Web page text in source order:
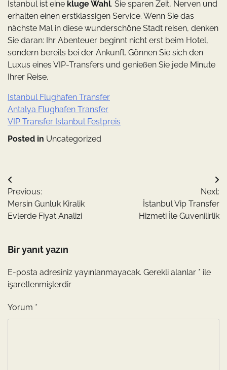
Istanbul ist eine kluge Wahl. Sie sparen Zeit, Nerven und
erhalten einen erstklassigen Service. Wenn Sie das
nächste Mal in diese wunderschöne Stadt reisen, denken
Sie daran: Ihr Abenteuer beginnt nicht erst beim Hotel,
sondern bereits bei der Ankunft. Gönnen Sie sich den
Luxus eines VIP-Transfers und genießen Sie jede Minute
Ihrer Reise.
Istanbul Flughafen Transfer
Antalya Flughafen Transfer
VIP Transfer Istanbul Festpreis
Posted in Uncategorized
Yazı
gezinmesi
Previous:
Mersin Gunluk Kiralik
Evlerde Fiyat Analizi
Next:
İstanbul Vip Transfer
Hizmeti İle Guvenilirlik
Bir yanıt yazın
E-posta adresiniz yayınlanmayacak. Gerekli alanlar * ile
işaretlenmişlerdir
Yorum *